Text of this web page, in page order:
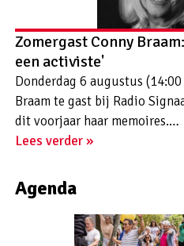
Zomergast Conny
een activiste'
Donderdag 6 augustus
Braam te gast bij Radio
dit voorjaar haar memoires.…
Lees verder »
Agenda